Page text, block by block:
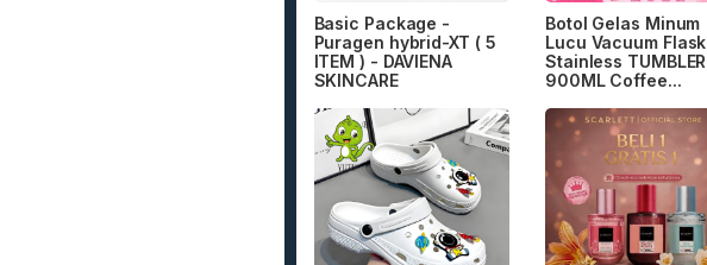
Basic Package -
Puragen hybrid-XT ( 5
ITEM ) - DAVIENA
SKINCARE
Botol Gelas Minum
Lucu Vacuum Flask
Stainless TUMBLER
900ML Coffee...